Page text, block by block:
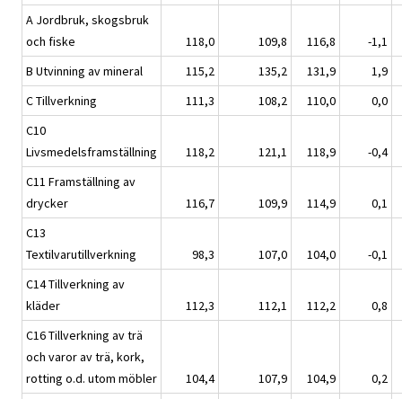
A Jordbruk, skogsbruk
och fiske
118,0 109,8 116,8
-1,1
B Utvinning av mineral
115,2 135,2 131,9
1,9
C Tillverkning
111,3 108,2 110,0
0,0
C10
Livsmedelsframställning
118,2 121,1 118,9
-0,4
C11 Framställning av
drycker
116,7 109,9 114,9
0,1
C13
Textilvarutillverkning
98,3 107,0 104,0
-0,1
C14 Tillverkning av
kläder
112,3 112,1 112,2
0,8
C16 Tillverkning av trä
och varor av trä, kork,
rotting o.d. utom möbler
104,4 107,9 104,9
0,2